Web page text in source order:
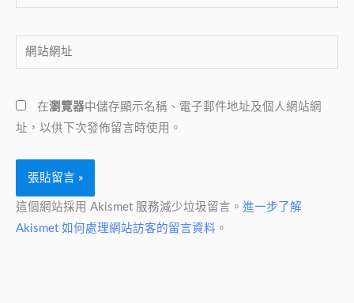
子
件
地
*
網
站
址
在瀏覽器中儲存顯示名稱、電子郵件地址及個人網站網
址，以供下次發佈留言時使用。
這個網站採用 Akismet 服務減少垃圾留言。 進一步了解
Akismet 如何處理網站訪客的留言資料 。